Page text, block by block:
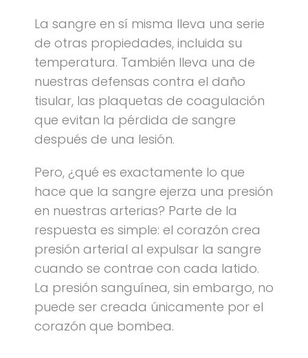
La sangre en sí misma lleva una serie
de otras propiedades, incluida su
temperatura. También lleva una de
nuestras defensas contra el daño
tisular, las plaquetas de coagulación
que evitan la pérdida de sangre
después de una lesión.
Pero, ¿qué es exactamente lo que
hace que la sangre ejerza una presión
en nuestras arterias? Parte de la
respuesta es simple: el corazón crea
presión arterial al expulsar la sangre
cuando se contrae con cada latido.
La presión sanguínea, sin embargo, no
puede ser creada únicamente por el
corazón que bombea.